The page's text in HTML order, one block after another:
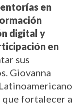
en
digital y
en
sus
Giovanna
que fortalecer a